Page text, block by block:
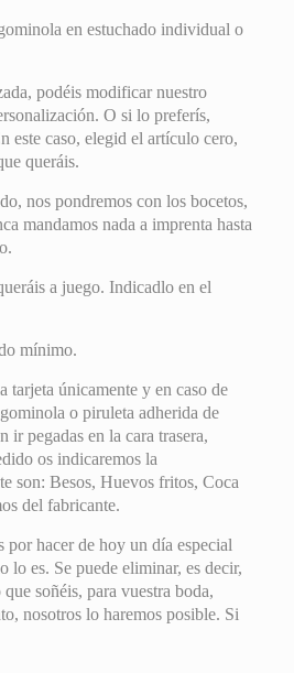
en estuchado individual o
podéis modificar nuestro
O si lo preferís,
este caso, elegid el artículo cero,
queráis.
nos pondremos con los bocetos,
mandamos nada a imprenta hasta
a juego. Indicadlo en el
mínimo.
tarjeta únicamente y en caso de
o piruleta adherida de
ir pegadas en la cara trasera,
os indicaremos la
son: Besos, Huevos fritos, Coca
del fabricante.
hacer de hoy un día especial
es. Se puede eliminar, es decir,
soñéis, para vuestra boda,
nosotros lo haremos posible. Si